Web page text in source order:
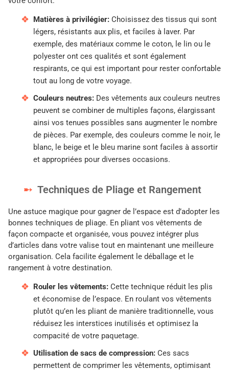
Matières à privilégier: Choisissez des tissus qui sont
légers, résistants aux plis, et faciles à laver. Par
exemple, des matériaux comme le coton, le lin ou le
polyester ont ces qualités et sont également
respirants, ce qui est important pour rester confortable
tout au long de votre voyage.
Couleurs neutres: Des vêtements aux couleurs neutres
peuvent se combiner de multiples façons, élargissant
ainsi vos tenues possibles sans augmenter le nombre
de pièces. Par exemple, des couleurs comme le noir, le
blanc, le beige et le bleu marine sont faciles à assortir
et appropriées pour diverses occasions.
Techniques de Pliage et Rangement
Une astuce magique pour gagner de l’espace est d’adopter les
bonnes techniques de pliage. En pliant vos vêtements de
façon compacte et organisée, vous pouvez intégrer plus
d’articles dans votre valise tout en maintenant une meilleure
organisation. Cela facilite également le déballage et le
rangement à votre destination.
Rouler les vêtements: Cette technique réduit les plis
et économise de l’espace. En roulant vos vêtements
plutôt qu’en les pliant de manière traditionnelle, vous
réduisez les interstices inutilisés et optimisez la
compacité de votre paquetage.
Utilisation de sacs de compression: Ces sacs
permettent de comprimer les vêtements, optimisant